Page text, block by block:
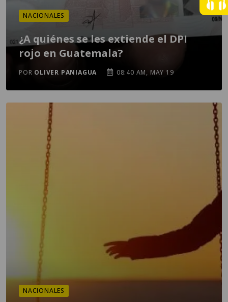
NACIONALES
¿A quiénes se les extiende el DPI
rojo en Guatemala?
POR OLIVER PANIAGUA 08:40 AM, MAY 19
NACIONALES